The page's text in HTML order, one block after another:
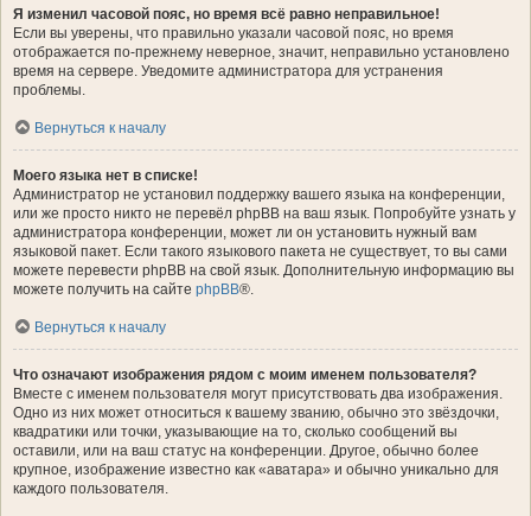
Я изменил часовой пояс, но время всё равно неправильное!
Если вы уверены, что правильно указали часовой пояс, но время
отображается по-прежнему неверное, значит, неправильно установлено
время на сервере. Уведомите администратора для устранения
проблемы.
Вернуться к началу
Моего языка нет в списке!
Администратор не установил поддержку вашего языка на конференции,
или же просто никто не перевёл phpBB на ваш язык. Попробуйте узнать у
администратора конференции, может ли он установить нужный вам
языковой пакет. Если такого языкового пакета не существует, то вы сами
можете перевести phpBB на свой язык. Дополнительную информацию вы
можете получить на сайте phpBB®.
Вернуться к началу
Что означают изображения рядом с моим именем пользователя?
Вместе с именем пользователя могут присутствовать два изображения.
Одно из них может относиться к вашему званию, обычно это звёздочки,
квадратики или точки, указывающие на то, сколько сообщений вы
оставили, или на ваш статус на конференции. Другое, обычно более
крупное, изображение известно как «аватара» и обычно уникально для
каждого пользователя.